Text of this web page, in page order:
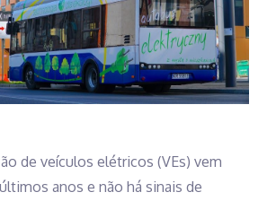
de veículos elétricos (VEs) vem
anos e não há sinais de